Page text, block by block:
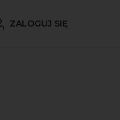
ZALOGUJ SIĘ